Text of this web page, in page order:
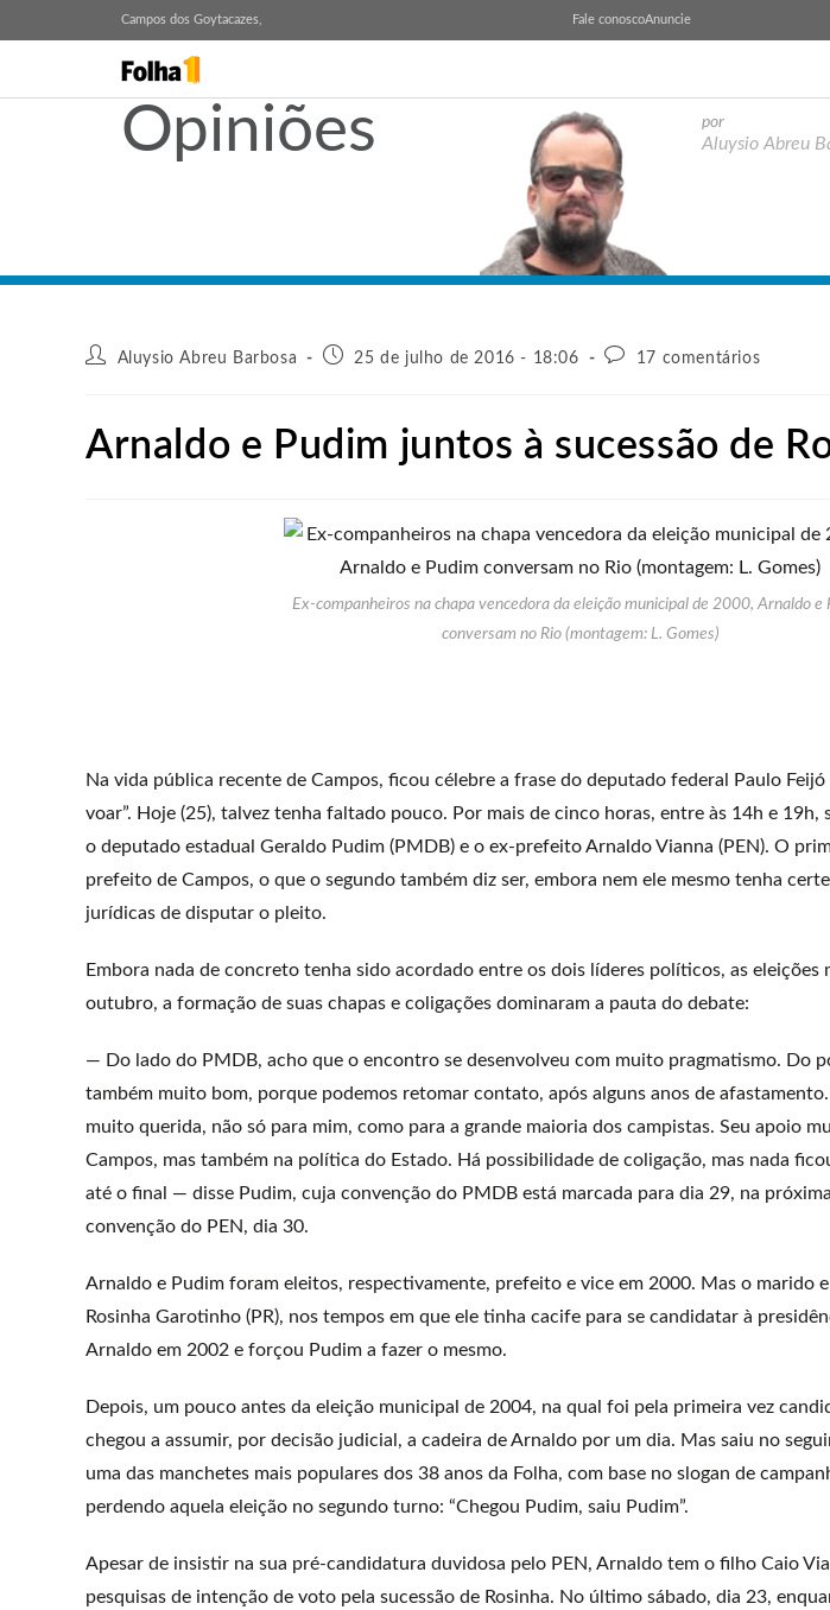
Campos dos Goytacazes, Fale conoscoAnuncie
Opiniões por
Aluysio Abreu
Aluysio Abreu Barbosa 25 de julho de 2016 - 18:06 17 comentários
Arnaldo e Pudim juntos à sucessão de
Ex-companheiros na chapa vencedora da eleição municipal de 2000, Arnaldo e
conversam no Rio (montagem: L. Gomes)
Na vida pública recente de Campos, ficou célebre a frase do deputado federal Paulo
voar”. Hoje (25), talvez tenha faltado pouco. Por mais de cinco horas, entre às 14h e 19h,
o deputado estadual Geraldo Pudim (PMDB) e o ex-prefeito Arnaldo Vianna (PEN). O
prefeito de Campos, o que o segundo também diz ser, embora nem ele mesmo tenha
jurídicas de disputar o pleito.
Embora nada de concreto tenha sido acordado entre os dois líderes políticos, as eleições
outubro, a formação de suas chapas e coligações dominaram a pauta do debate:
— Do lado do PMDB, acho que o encontro se desenvolveu com muito pragmatismo. Do
também muito bom, porque podemos retomar contato, após alguns anos de afastamento.
muito querida, não só para mim, como para a grande maioria dos campistas. Seu apoio
Campos, mas também na política do Estado. Há possibilidade de coligação, mas nada
até o final — disse Pudim, cuja convenção do PMDB está marcada para dia 29, na
convenção do PEN, dia 30.
Arnaldo e Pudim foram eleitos, respectivamente, prefeito e vice em 2000. Mas o marido
Rosinha Garotinho (PR), nos tempos em que ele tinha cacife para se candidatar à
Arnaldo em 2002 e forçou Pudim a fazer o mesmo.
Depois, um pouco antes da eleição municipal de 2004, na qual foi pela primeira vez
chegou a assumir, por decisão judicial, a cadeira de Arnaldo por um dia. Mas saiu no
uma das manchetes mais populares dos 38 anos da Folha, com base no slogan de
perdendo aquela eleição no segundo turno: “Chegou Pudim, saiu Pudim”.
Apesar de insistir na sua pré-candidatura duvidosa pelo PEN, Arnaldo tem o filho Caio
pesquisas de intenção de voto pela sucessão de Rosinha. No último sábado, dia 23,